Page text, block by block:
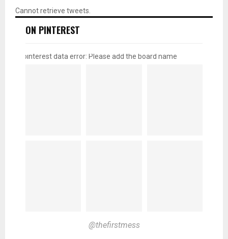
Cannot retrieve tweets.
ON PINTEREST
pinterest data error: Please add the board name
@thefirstmess